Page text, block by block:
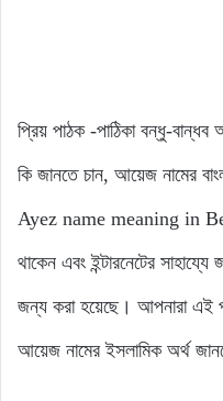
প্রিয় পাঠক -পাঠিকা বন্ধু-বান্ধব
কি জানতে চান, আয়েজ নামের
Ayez name meaning in
থাকেন এবং ইন্টারনেটের
জন্য করা হয়েছে। আপনারা এই
আয়েজ নামের ইসলামিক অর্থ